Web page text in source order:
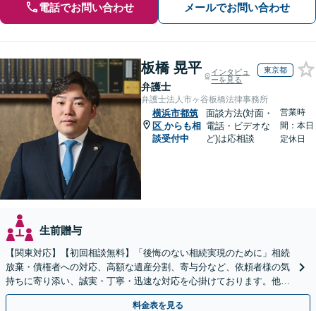
電話でお問い合わせ メールでお問い合わせ
板橋 晃平
弁護士
インタビュ
ーを見る
東京都
弁護士法人市ヶ谷板橋法律事務所
横浜市都筑
区 からも相
談受付中
面談方法(対面・
電話・ビデオな
ど)は応相談
営業時
間：本日
定休日
生前贈与
【関東対応】【初回相談無料】「後悔のない相続実現のために」相続
放棄・債権者への対応、高額な遺産分割、寄与分など、依頼者様の気
持ちに寄り添い、誠実・丁寧・迅速な対応を心掛けております。他士
業とも連携し円滑な相続を目指します【夜間相談可】
料金表を見る